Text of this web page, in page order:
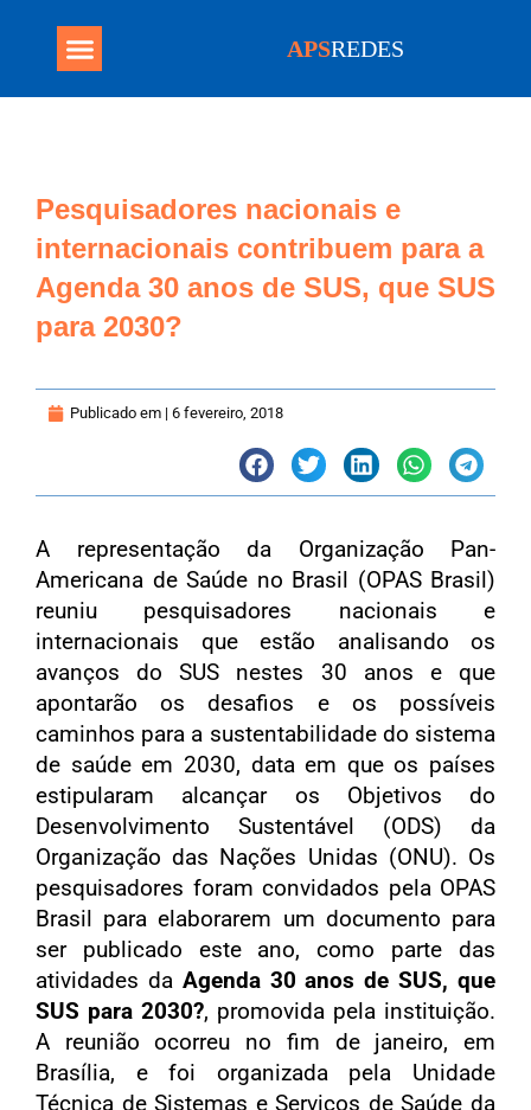
APSREDES
Pesquisadores nacionais e
internacionais contribuem para a
Agenda 30 anos de SUS, que SUS
para 2030?
Publicado em | 6 fevereiro, 2018
A representação da Organização Pan-
Americana de Saúde no Brasil (OPAS Brasil)
reuniu pesquisadores nacionais e
internacionais que estão analisando os
avanços do SUS nestes 30 anos e que
apontarão os desafios e os possíveis
caminhos para a sustentabilidade do sistema
de saúde em 2030, data em que os países
estipularam alcançar os Objetivos do
Desenvolvimento Sustentável (ODS) da
Organização das Nações Unidas (ONU). Os
pesquisadores foram convidados pela OPAS
Brasil para elaborarem um documento para
ser publicado este ano, como parte das
atividades da Agenda 30 anos de SUS, que
SUS para 2030?, promovida pela instituição.
A reunião ocorreu no fim de janeiro, em
Brasília, e foi organizada pela Unidade
Técnica de Sistemas e Serviços de Saúde da